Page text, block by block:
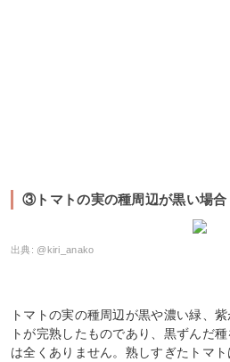
③トマトの実の種周辺が黒い場合
出典: @kiri_anako
トマトの実の種周辺が黒や濃い緑、
トが完熟したものであり、黒ずんだ
は全くありません。熟しすぎたトマ